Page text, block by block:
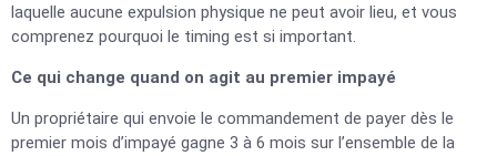
laquelle aucune expulsion physique ne peut avoir lieu, et vous
comprenez pourquoi le timing est si important.
Ce qui change quand on agit au premier impayé
Un propriétaire qui envoie le commandement de payer dès le
premier mois d’impayé gagne 3 à 6 mois sur l’ensemble de la